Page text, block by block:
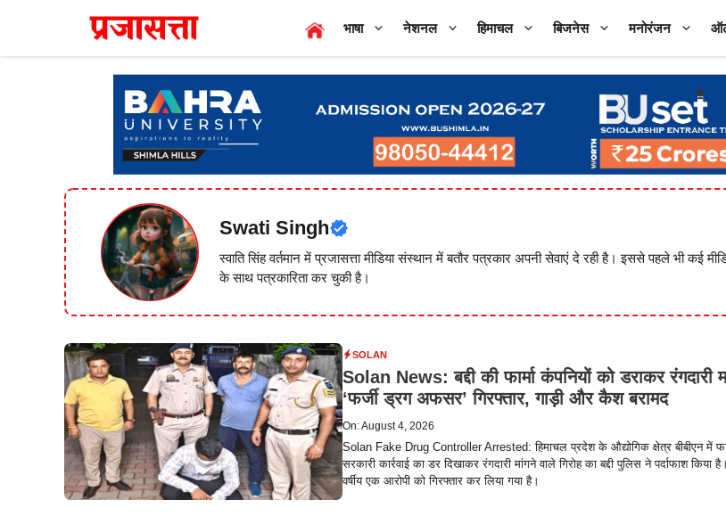
content
भाषा नेशनल हिमाचल बिजनेस मनोरंजन
Swati Singh
स्वाति सिंह वर्तमान में प्रजासत्ता मीडिया संस्थान में बतौर पत्रकार अपनी सेवाएं दे रही है। इससे पहले भी कई
के साथ पत्रकारिता कर चुकी है।
SOLAN
Solan News: बद्दी की फार्मा कंपनियों को डराकर रंगदारी
‘फर्जी ड्रग अफसर’ गिरफ्तार, गाड़ी और कैश बरामद
On: August 4, 2026
Solan Fake Drug Controller Arrested: हिमाचल प्रदेश के औद्योगिक क्षेत्र बीबीएन में
सरकारी कार्रवाई का डर दिखाकर रंगदारी मांगने वाले गिरोह का बद्दी पुलिस ने पर्दाफाश किया
वर्षीय एक आरोपी को गिरफ्तार कर लिया गया है।